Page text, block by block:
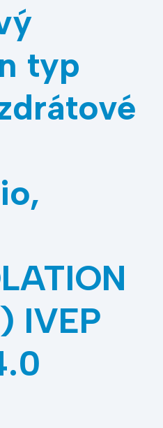
typ
IVEP